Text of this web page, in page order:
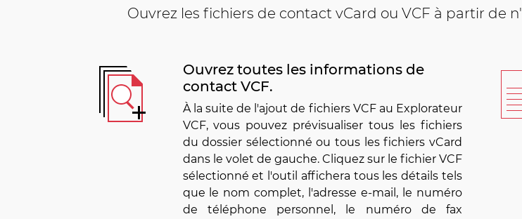
Ouvrez les fichiers de contact vCard ou VCF à partir
Ouvrez toutes les informations de
contact VCF.
À la suite de l'ajout de fichiers VCF au Explorateur
VCF, vous pouvez prévisualiser tous les fichiers
du dossier sélectionné ou tous les fichiers vCard
dans le volet de gauche. Cliquez sur le fichier VCF
sélectionné et l'outil affichera tous les détails tels
que le nom complet, l'adresse e-mail, le numéro
de téléphone personnel, le numéro de fax